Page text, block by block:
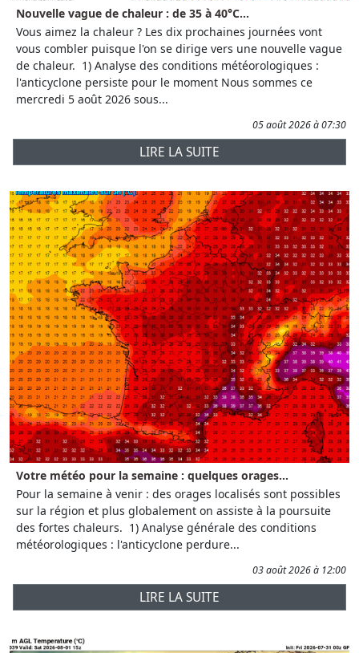
Nouvelle vague de chaleur : de 35 à 40°C...
Vous aimez la chaleur ? Les dix prochaines journées vont
vous combler puisque l'on se dirige vers une nouvelle vague
de chaleur. 1) Analyse des conditions météorologiques :
l'anticyclone persiste pour le moment Nous sommes ce
mercredi 5 août 2026 sous...
05 août 2026 à 07:30
LIRE LA SUITE
Votre météo pour la semaine : quelques orages...
Pour la semaine à venir : des orages localisés sont possibles
sur la région et plus globalement on assiste à la poursuite
des fortes chaleurs. 1) Analyse générale des conditions
météorologiques : l'anticyclone perdure...
03 août 2026 à 12:00
LIRE LA SUITE